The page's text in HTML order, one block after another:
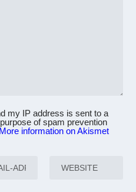
my IP address is sent to a
of spam prevention
More information on Akismet